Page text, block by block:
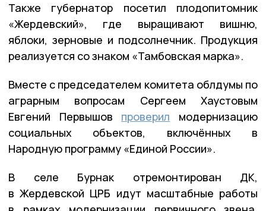
Также губернатор посетил плодопитомник
«Жердевский», где выращивают вишню,
яблоки, зерновые и подсолнечник. Продукция
реализуется со знаком «Тамбовская марка».
Вместе с председателем комитета облдумы по
аграрным вопросам Сергеем Хаустовым
Евгений Первышов проверил модернизацию
социальных объектов, включённых в
Народную программу «Единой России».
В селе Бурнак отремонтирован ДК,
в Жердевской ЦРБ идут масштабные работы